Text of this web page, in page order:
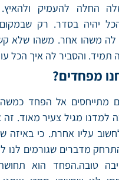
החלה להעמיק
יהיה בסדר. רק
משהו אחר. משהו שלא
תמיד. והסביר לה איך הכל
מפחדים?
מתייחסים אל הפחד
למדנו מגיל צעיר מאוד.
עליו אחרת. כי באיזה
מדברים שגורמים לנו
טובה.הפחד הוא